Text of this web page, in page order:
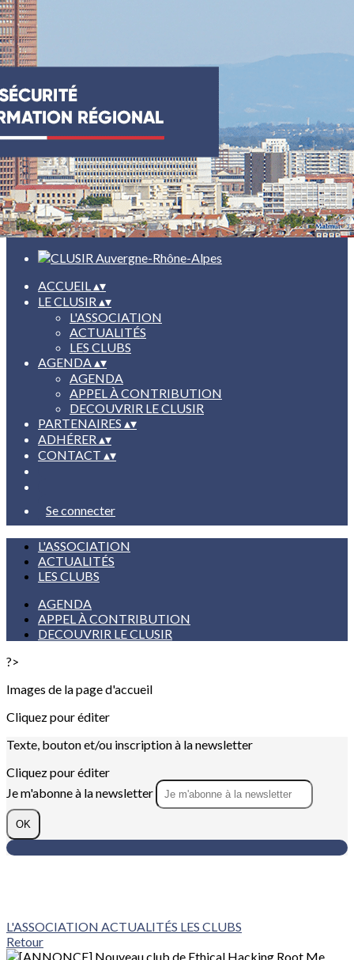
Exporter les lignes sélectionnées
Exporter toutes les colonnes
Exporter uniquement les colonnes affichées
Menu
<
>
L'ASSOCIATION
ACTUALITÉS
LES CLUBS
Ajoutez un logo, un bouton, des réseaux sociaux
Cliquez pour éditer
ACCUEIL▴▾
LE CLUSIR▴▾
L'ASSOCIATION
ACTUALITÉS
LES CLUBS
AGENDA▴▾
AGENDA
APPEL À CONTRIBUTION
DECOUVRIR LE CLUSIR
PARTENAIRES ▴▾
ADHÉRER▴▾
CONTACT ▴▾
Se connecter
L'ASSOCIATION
ACTUALITÉS
LES CLUBS
AGENDA
APPEL À CONTRIBUTION
DECOUVRIR LE CLUSIR
?>
Images de la page d'accueil
Cliquez pour éditer
Texte, bouton et/ou inscription à la newsletter
Cliquez pour éditer
Je m'abonne à la newsletter
OK
L'ASSOCIATION ACTUALITÉS LES CLUBS
Retour